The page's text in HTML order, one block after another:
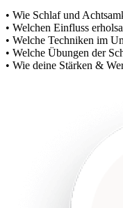
• Wie Schlaf und
• Welchen Einfluss
• Welche Techniken im
• Welche Übungen der
• Wie deine Stärken &